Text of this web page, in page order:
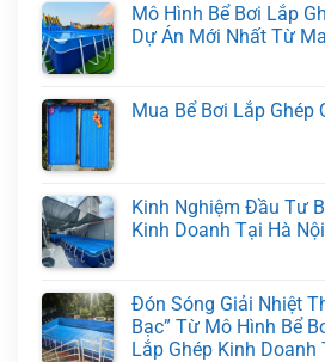
Mô Hình Bể Bơi Lắp
Dự Án Mới Nhất Từ
Mua Bể Bơi Lắp Ghép
Kinh Nghiệm Đầu Tư
Kinh Doanh Tại Hà
Đón Sóng Giải Nhiệt
Bạc” Từ Mô Hình Bể
Lắp Ghép Kinh Doanh